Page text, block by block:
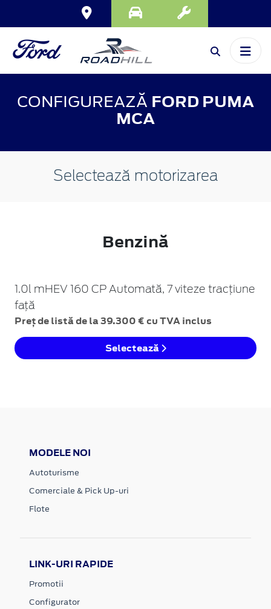
CONFIGUREAZĂ FORD PUMA
MCA
Selectează motorizarea
Benzină
1.0l mHEV 160 CP Automată, 7 viteze tracțiune
față
Preț de listă de la 39.300 € cu TVA inclus
Selectează
MODELE NOI
Autoturisme
Comerciale & Pick Up-uri
Flote
LINK-URI RAPIDE
Promotii
Configurator